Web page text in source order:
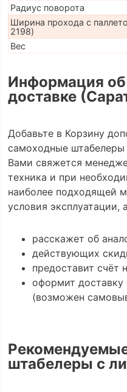
Радиус поворота
Ширина прохода с
2198)
Вес
Информация об
доставке
Добавьте в Корзину
самоходные
Вами свяжется
техника и при
наиболее подходящей
условия эксплуатации,
расскажет об
действующих
предоставит счёт
оформит доставку
(возможен
штабелеры с